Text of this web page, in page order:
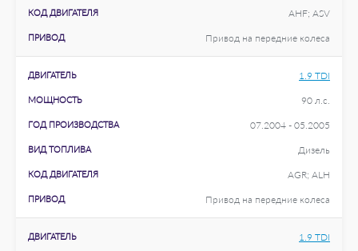
КОД ДВИГАТЕЛЯ AHF; ASV
ПРИВОД Привод на передние колеса
ДВИГАТЕЛЬ 1.9 TDI
МОЩНОСТЬ 90 л.с.
ГОД ПРОИЗВОДСТВА 07.2004 - 05.2005
ВИД ТОПЛИВА Дизель
КОД ДВИГАТЕЛЯ AGR; ALH
ПРИВОД Привод на передние колеса
ДВИГАТЕЛЬ 1.9 TDI